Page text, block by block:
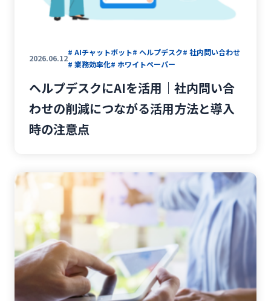
2026.06.12
# AIチャットボット# ヘルプデスク# 社内問い合わせ
# 業務効率化# ホワイトペーパー
ヘルプデスクにAIを活用｜社内問い合
わせの削減につながる活用方法と導入
時の注意点